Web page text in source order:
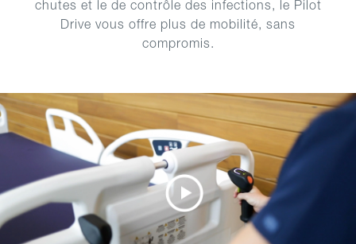
chutes et le de contrôle des infections, le Pilot
Drive vous offre plus de mobilité, sans
compromis.